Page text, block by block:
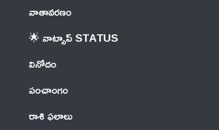
వాతావరణం
🌟 వాట్సాప్ STATUS
వినోదం
పంచాంగం
రాశి ఫలాలు